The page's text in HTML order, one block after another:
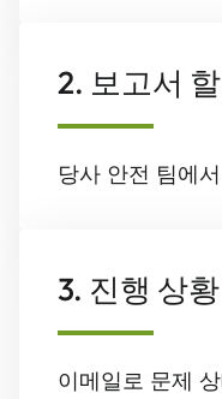
2. 보고서
당사 안전 팀에
3. 진행 상
이메일로 문제